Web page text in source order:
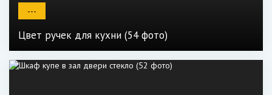
---
Цвет ручек для кухни (54 фото)